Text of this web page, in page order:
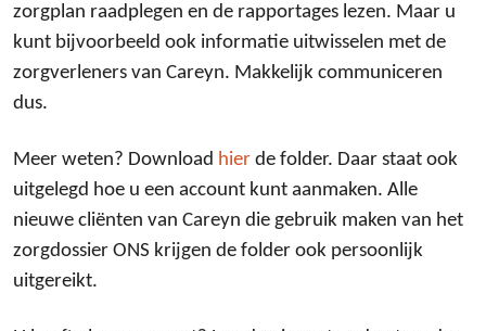
zorgplan raadplegen en de rapportages lezen. Maar u
kunt bijvoorbeeld ook informatie uitwisselen met de
zorgverleners van Careyn. Makkelijk communiceren
dus.
Meer weten? Download hier de folder. Daar staat ook
uitgelegd hoe u een account kunt aanmaken. Alle
nieuwe cliënten van Careyn die gebruik maken van het
zorgdossier ONS krijgen de folder ook persoonlijk
uitgereikt.